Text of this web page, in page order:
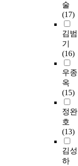
술
(17)
김범
기
(16)
우종
옥
(15)
정완
호
(13)
김성
하